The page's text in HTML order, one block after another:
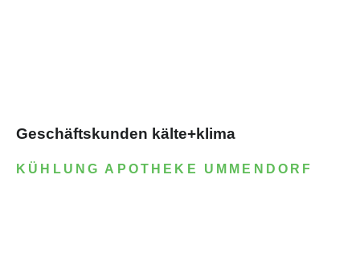
Geschäftskunden kälte+klima
KÜHLUNG APOTHEKE UMMENDORF